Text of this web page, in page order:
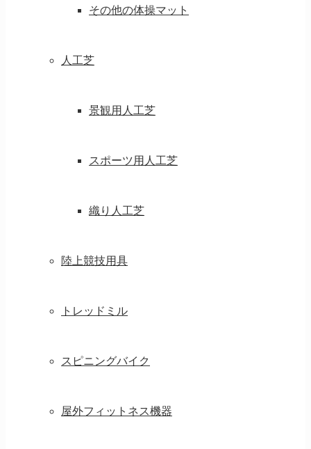
その他の体操マット
人工芝
景観用人工芝
スポーツ用人工芝
織り人工芝
陸上競技用具
トレッドミル
スピニングバイク
屋外フィットネス機器